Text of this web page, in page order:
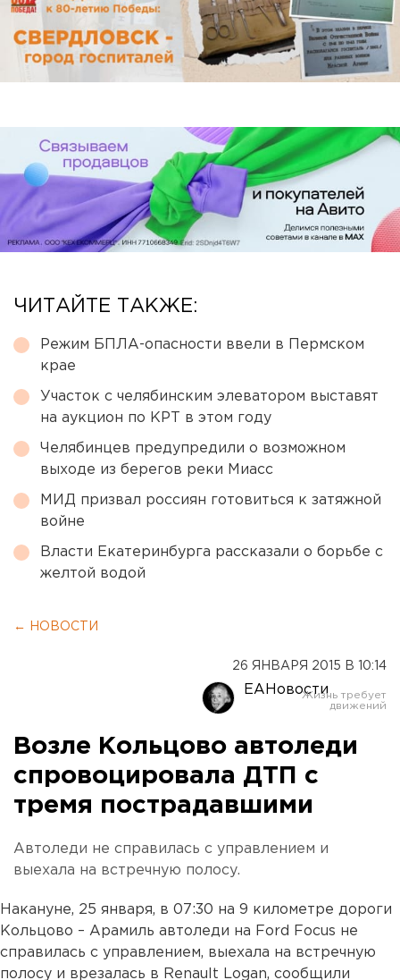
ЧИТАЙТЕ ТАКЖЕ:
Режим БПЛА-опасности ввели в Пермском
крае
Участок с челябинским элеватором выставят
на аукцион по КРТ в этом году
Челябинцев предупредили о возможном
выходе из берегов реки Миасс
МИД призвал россиян готовиться к затяжной
войне
Власти Екатеринбурга рассказали о борьбе с
желтой водой
← НОВОСТИ
26 ЯНВАРЯ 2015 В 10:14
ЕАНовости
Возле Кольцово автоледи
спровоцировала ДТП с
тремя пострадавшими
Автоледи не справилась с управлением и
выехала на встречную полосу.
Накануне, 25 января, в 07:30 на 9 километре дороги
Кольцово – Арамиль автоледи на Ford Focus не
справилась с управлением, выехала на встречную
полосу и врезалась в Renault Logan, сообщили